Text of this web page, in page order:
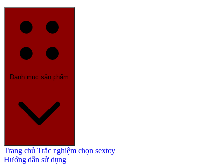
Danh mục sản phẩm
Trang chủ Trắc nghiệm chọn sextoy
Hướng dẫn sử dụng